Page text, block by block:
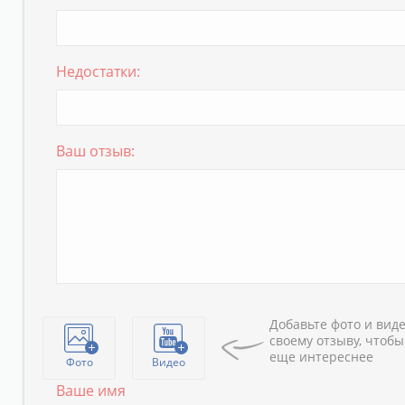
Недостатки:
Ваш отзыв:
Фото Видео
Добавьте фото и
своему отзыву,
еще интереснее
Ваше имя